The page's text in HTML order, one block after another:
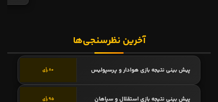
آخرین نظرسنجی‌ها
پیش بینی نتیجه بازی هوادار و پرسپولیس 80 رأی
پیش بینی نتیجه بازی استقلال و سپاهان 95 رأی